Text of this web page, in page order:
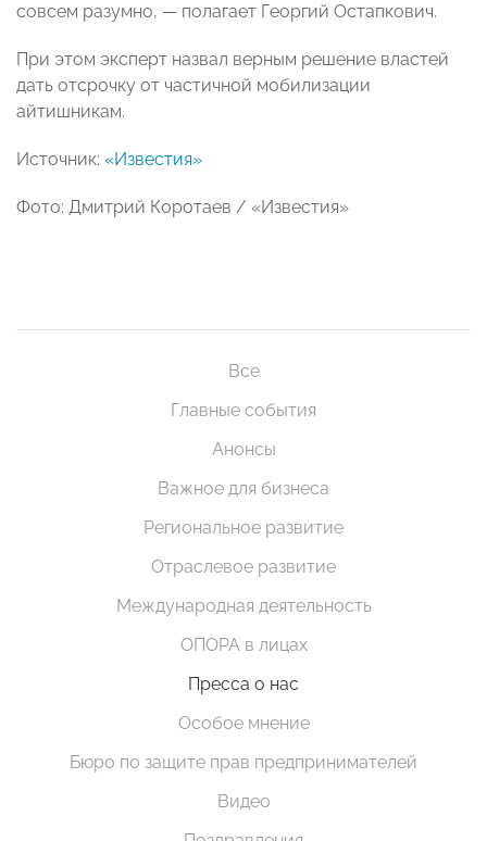
совсем разумно, — полагает Георгий Остапкович.
При этом эксперт назвал верным решение властей
дать отсрочку от частичной мобилизации
айтишникам.
Источник: «Известия»
Фото: Дмитрий Коротаев / «Известия»
Все
Главные события
Анонсы
Важное для бизнеса
Региональное развитие
Отраслевое развитие
Международная деятельность
ОПОРА в лицах
Пресса о нас
Особое мнение
Бюро по защите прав предпринимателей
Видео